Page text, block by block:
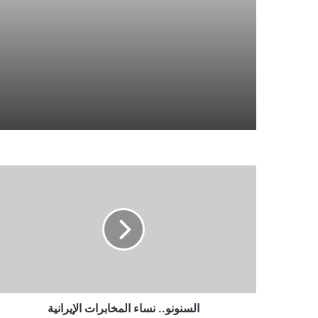
السنونو.. نساء المخابرات الإيرانية